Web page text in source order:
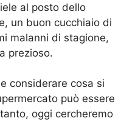
al posto dello
un buon cucchiaio di
malanni di stagione,
prezioso.
considerare cosa si
può essere
oggi cercheremo